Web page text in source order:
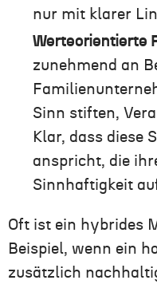
nur mit klarer
Werteorientierte
zunehmend an
Sinn stiften,
Klar, dass diese
anspricht, die
Sinnhaftigkeit
Oft ist ein hybrides
Beispiel, wenn ein
zusätzlich